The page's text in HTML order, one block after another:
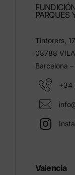
PARQUES
Tintorers, 17
08788
Barcelona
+34
Valencia